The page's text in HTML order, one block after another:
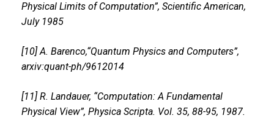
Physical Limits of Computation”, Scientific American,
July 1985
[10] A. Barenco,“Quantum Physics and Computers”,
arxiv:quant-ph/9612014
[11] R. Landauer, “Computation: A Fundamental
Physical View”, Physica Scripta. Vol. 35, 88-95, 1987.